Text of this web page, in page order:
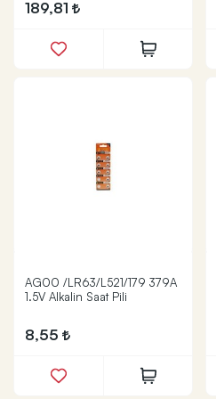
189,81
AG00 /LR63/L521/179 379A
1.5V Alkalin Saat Pili
8,55